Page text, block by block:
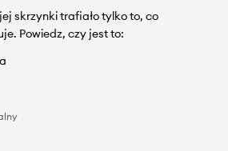
skrzynki trafiało tylko to, co
Powiedz, czy jest to: